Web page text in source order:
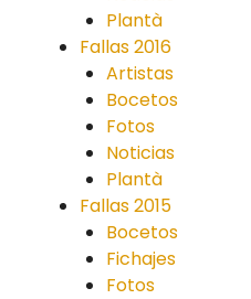
Plantà
Fallas 2016
Artistas
Bocetos
Fotos
Noticias
Plantà
Fallas 2015
Bocetos
Fichajes
Fotos